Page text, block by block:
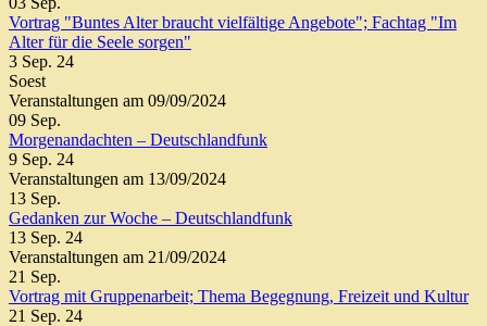
Vortrag "Buntes Alter braucht vielfältige Angebote"; Fachtag "Im
Alter für die Seele sorgen"
3 Sep. 24
Soest
Veranstaltungen am 09/09/2024
09 Sep.
Morgenandachten – Deutschlandfunk
9 Sep. 24
Veranstaltungen am 13/09/2024
13 Sep.
Gedanken zur Woche – Deutschlandfunk
13 Sep. 24
Veranstaltungen am 21/09/2024
21 Sep.
Vortrag mit Gruppenarbeit; Thema Begegnung, Freizeit und Kultur
21 Sep. 24